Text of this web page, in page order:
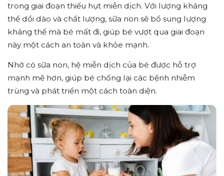
trong giai đoạn thiếu hụt miễn dịch. Với lượng kháng
thể dồi dào và chất lượng, sữa non sẽ bổ sung lượng
kháng thể mà bé mất đi, giúp bé vượt qua giai đoạn
này một cách an toàn và khỏe mạnh.
Nhờ có sữa non, hệ miễn dịch của bé được hỗ trợ
mạnh mẽ hơn, giúp bé chống lại các bệnh nhiễm
trùng và phát triển một cách toàn diện.